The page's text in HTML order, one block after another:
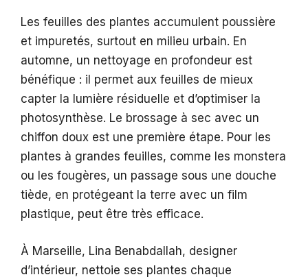
Les feuilles des plantes accumulent poussière
et impuretés, surtout en milieu urbain. En
automne, un nettoyage en profondeur est
bénéfique : il permet aux feuilles de mieux
capter la lumière résiduelle et d’optimiser la
photosynthèse. Le brossage à sec avec un
chiffon doux est une première étape. Pour les
plantes à grandes feuilles, comme les monstera
ou les fougères, un passage sous une douche
tiède, en protégeant la terre avec un film
plastique, peut être très efficace.
À Marseille, Lina Benabdallah, designer
d’intérieur, nettoie ses plantes chaque